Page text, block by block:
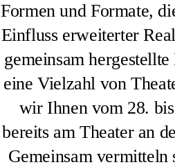
Formen und Formate,
Einfluss erweiterter
gemeinsam
eine Vielzahl von
wir Ihnen vom 28.
bereits am Theater an
Gemeinsam